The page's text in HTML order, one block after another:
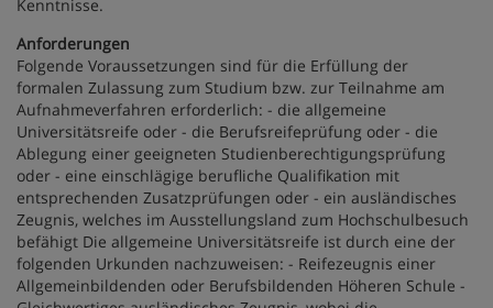
Kenntnisse.
Anforderungen
Folgende Voraussetzungen sind für die Erfüllung der
formalen Zulassung zum Studium bzw. zur Teilnahme am
Aufnahmeverfahren erforderlich: - die allgemeine
Universitätsreife oder - die Berufsreifeprüfung oder - die
Ablegung einer geeigneten Studienberechtigungsprüfung
oder - eine einschlägige berufliche Qualifikation mit
entsprechenden Zusatzprüfungen oder - ein ausländisches
Zeugnis, welches im Ausstellungsland zum Hochschulbesuch
befähigt Die allgemeine Universitätsreife ist durch eine der
folgenden Urkunden nachzuweisen: - Reifezeugnis einer
Allgemeinbildenden oder Berufsbildenden Höheren Schule -